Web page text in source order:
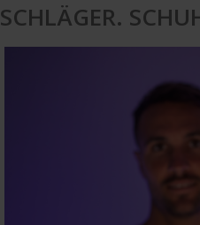
SCHLÄGER.